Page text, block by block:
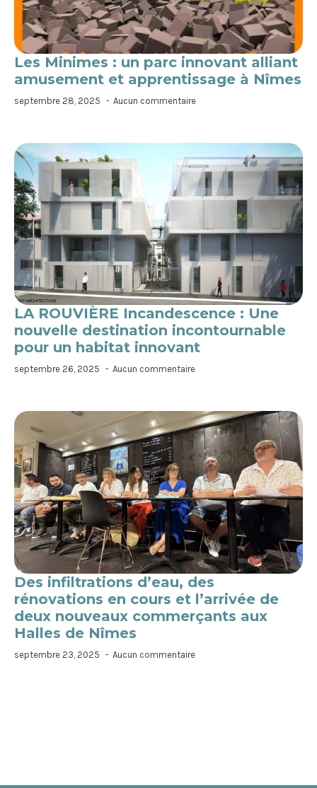
Les Minimes : un parc innovant alliant
amusement et apprentissage à Nîmes
septembre 28, 2025 Aucun commentaire
LA ROUVIÈRE Incandescence : Une
nouvelle destination incontournable
pour un habitat innovant
septembre 26, 2025 Aucun commentaire
Des infiltrations d’eau, des
rénovations en cours et l’arrivée de
deux nouveaux commerçants aux
Halles de Nîmes
septembre 23, 2025 Aucun commentaire